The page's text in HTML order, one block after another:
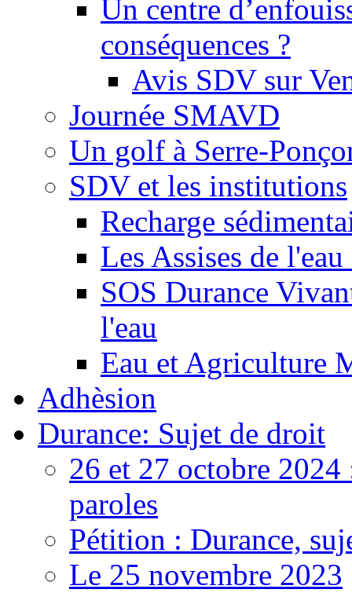
Un centre
conséquences ?
Avis SDV sur
Journée SMAVD
Un golf à Serre-
SDV et les institutions
Recharge
Les Assises de
SOS Durance
l'eau
Eau et Agriculture
Adhèsion
Durance: Sujet de droit
26 et 27 octobre 2024
paroles
Pétition : Durance,
Le 25 novembre 2023